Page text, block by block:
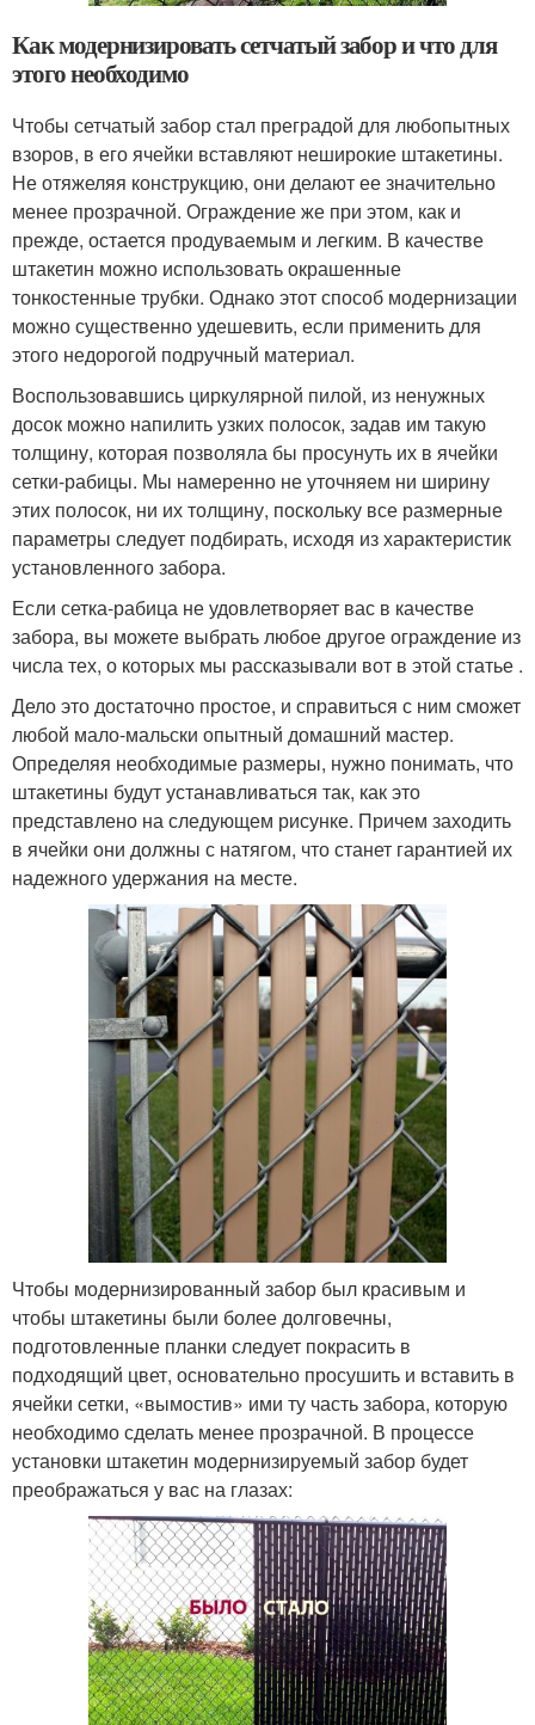
Как модернизировать сетчатый забор и что для
этого необходимо
Чтобы сетчатый забор стал преградой для любопытных
взоров, в его ячейки вставляют неширокие штакетины.
Не отяжеляя конструкцию, они делают ее значительно
менее прозрачной. Ограждение же при этом, как и
прежде, остается продуваемым и легким. В качестве
штакетин можно использовать окрашенные
тонкостенные трубки. Однако этот способ модернизации
можно существенно удешевить, если применить для
этого недорогой подручный материал.
Воспользовавшись циркулярной пилой, из ненужных
досок можно напилить узких полосок, задав им такую
толщину, которая позволяла бы просунуть их в ячейки
сетки-рабицы. Мы намеренно не уточняем ни ширину
этих полосок, ни их толщину, поскольку все размерные
параметры следует подбирать, исходя из характеристик
установленного забора.
Если сетка-рабица не удовлетворяет вас в качестве
забора, вы можете выбрать любое другое ограждение из
числа тех, о которых мы рассказывали вот в этой статье .
Дело это достаточно простое, и справиться с ним сможет
любой мало-мальски опытный домашний мастер.
Определяя необходимые размеры, нужно понимать, что
штакетины будут устанавливаться так, как это
представлено на следующем рисунке. Причем заходить
в ячейки они должны с натягом, что станет гарантией их
надежного удержания на месте.
Чтобы модернизированный забор был красивым и
чтобы штакетины были более долговечны,
подготовленные планки следует покрасить в
подходящий цвет, основательно просушить и вставить в
ячейки сетки, «вымостив» ими ту часть забора, которую
необходимо сделать менее прозрачной. В процессе
установки штакетин модернизируемый забор будет
преображаться у вас на глазах: